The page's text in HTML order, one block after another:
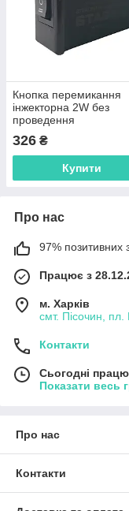
Кнопка перемикання
інжекторна 2W без
проведення
326 ₴
Купити
Про нас
97% позитивних з
Працює з
м. Харків
смт. Пісочин,
Контакти
Сьогодні
Показати весь
Про нас
Контакти